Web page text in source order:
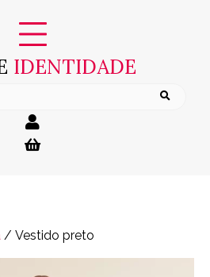
IDENTIDADE
/ Vestido preto